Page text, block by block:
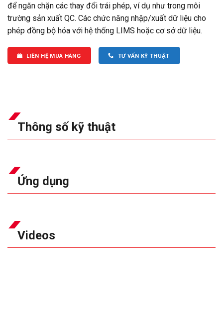
để ngăn chặn các thay đổi trái phép, ví dụ như trong môi
trường sản xuất QC. Các chức năng nhập/xuất dữ liệu cho
phép đồng bộ hóa với hệ thống LIMS hoặc cơ sở dữ liệu.
LIÊN HỆ MUA HÀNG TƯ VẤN KỸ THUẬT
Thông số kỹ thuật
Ứng dụng
Videos